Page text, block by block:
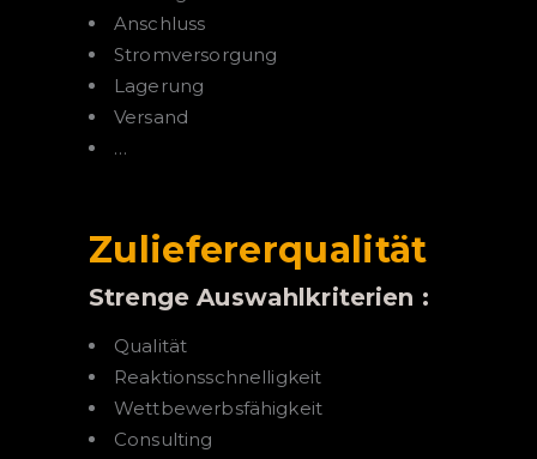
Anschluss
Stromversorgung
Lagerung
Versand
…
Zuliefererqualität
Strenge Auswahlkriterien :
Qualität
Reaktionsschnelligkeit
Wettbewerbsfähigkeit
Consulting